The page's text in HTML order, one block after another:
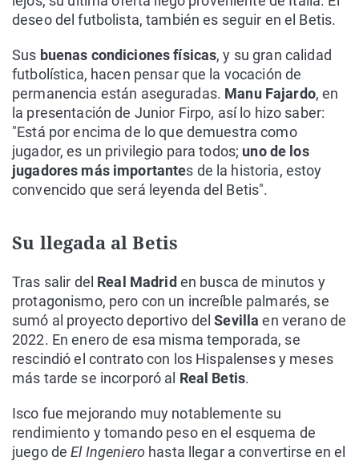
deseo del futbolista, también es seguir en el Betis.
Sus buenas condiciones físicas, y su gran calidad
futbolística, hacen pensar que la vocación de
permanencia están aseguradas. Manu Fajardo, en
la presentación de Junior Firpo, así lo hizo saber:
"Está por encima de lo que demuestra como
jugador, es un privilegio para todos; uno de los
jugadores más importantes de la historia, estoy
convencido que será leyenda del Betis".
Su llegada al Betis
Tras salir del Real Madrid en busca de minutos y
protagonismo, pero con un increíble palmarés, se
sumó al proyecto deportivo delSevilla en verano de
2022. En enero de esa misma temporada, se
rescindió el contrato con los Hispalenses y meses
más tarde se incorporó al Real Betis.
Isco fue mejorando muy notablemente su
rendimiento y tomando peso en el esquema de
juego deEl Ingenierohasta llegar a convertirse en el